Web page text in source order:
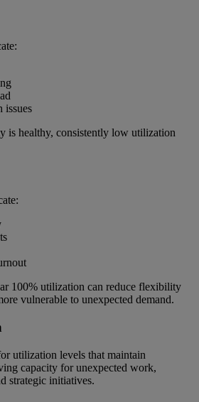
issues
is healthy, consistently low utilization
100% utilization can reduce flexibility
vulnerable to unexpected demand.
utilization levels that maintain
capacity for unexpected work,
strategic initiatives.